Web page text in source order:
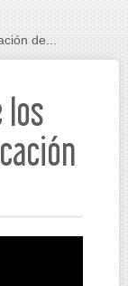
de...
los